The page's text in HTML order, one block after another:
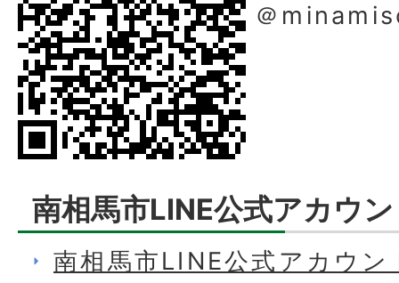
＠
南相馬市LINE公式アカウ
南相馬市LINE公式アカウ